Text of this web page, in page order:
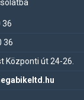
36
36
Központi út 24-26.